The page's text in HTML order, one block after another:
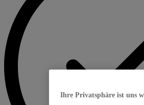
Ihre Privatsphäre ist uns